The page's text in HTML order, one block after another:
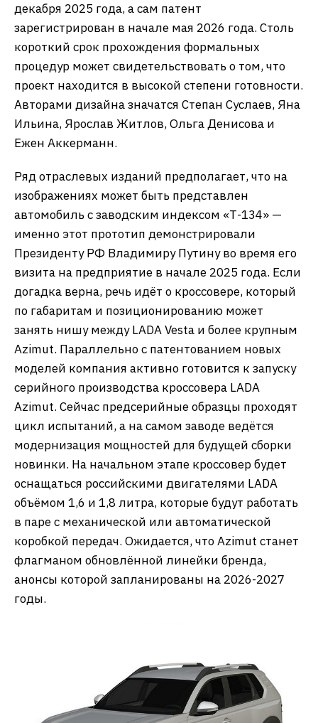
декабря 2025 года, а сам патент
зарегистрирован в начале мая 2026 года. Столь
короткий срок прохождения формальных
процедур может свидетельствовать о том, что
проект находится в высокой степени готовности.
Авторами дизайна значатся Степан Суслаев, Яна
Ильина, Ярослав Житлов, Ольга Денисова и
Ежен Аккерманн.
Ряд отраслевых изданий предполагает, что на
изображениях может быть представлен
автомобиль с заводским индексом «Т-134» —
именно этот прототип демонстрировали
Президенту РФ Владимиру Путину во время его
визита на предприятие в начале 2025 года. Если
догадка верна, речь идёт о кроссовере, который
по габаритам и позиционированию может
занять нишу между LADA Vesta и более крупным
Azimut. Параллельно с патентованием новых
моделей компания активно готовится к запуску
серийного производства кроссовера LADA
Azimut. Сейчас предсерийные образцы проходят
цикл испытаний, а на самом заводе ведётся
модернизация мощностей для будущей сборки
новинки. На начальном этапе кроссовер будет
оснащаться российскими двигателями LADA
объёмом 1,6 и 1,8 литра, которые будут работать
в паре с механической или автоматической
коробкой передач. Ожидается, что Azimut станет
флагманом обновлённой линейки бренда,
анонсы которой запланированы на 2026-2027
годы.